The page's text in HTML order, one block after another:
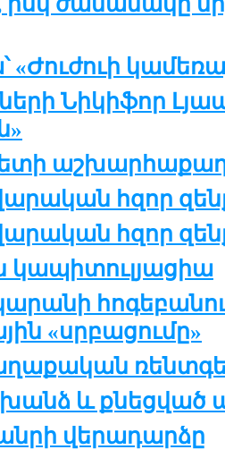
«Ժուժուի
Նիկիֆոր
հզոր
հզոր
«սրբացումը»
և քնեցված
վերադարձը